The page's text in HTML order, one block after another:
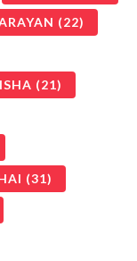
(22)
(21)
(31)